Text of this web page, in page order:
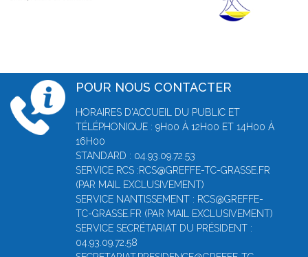
POUR NOUS CONTACTER
HORAIRES D'ACCUEIL DU PUBLIC ET
TÉLÉPHONIQUE : 9H00 À 12H00 ET 14H00 À
16H00
STANDARD : 04.93.09.72.53
SERVICE RCS :RCS@GREFFE-TC-GRASSE.FR
(PAR MAIL EXCLUSIVEMENT)
SERVICE NANTISSEMENT : RCS@GREFFE-
TC-GRASSE.FR (PAR MAIL EXCLUSIVEMENT)
SERVICE SECRÉTARIAT DU PRÉSIDENT :
04.93.09.72.58